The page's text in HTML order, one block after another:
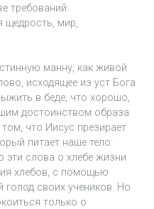
требований:
щедрость, мир,
манну, как живой
исходящее из уст Бога
в беде, что хорошо,
достоинством образа
что Иисус презирает
питает наше тело:
эти слова о хлебе жизни
хлебов, с помощью
своих учеников. Но
только о